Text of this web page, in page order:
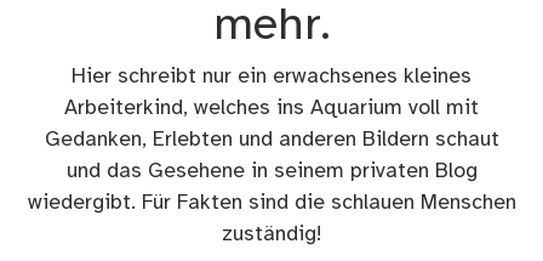
mehr.
Hier schreibt nur ein erwachsenes kleines
Arbeiterkind, welches ins Aquarium voll mit
Gedanken, Erlebten und anderen Bildern schaut
und das Gesehene in seinem privaten Blog
wiedergibt. Für Fakten sind die schlauen Menschen
zuständig!